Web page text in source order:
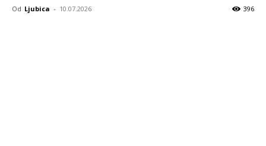
Od Ljubica - 10.07.2026 396